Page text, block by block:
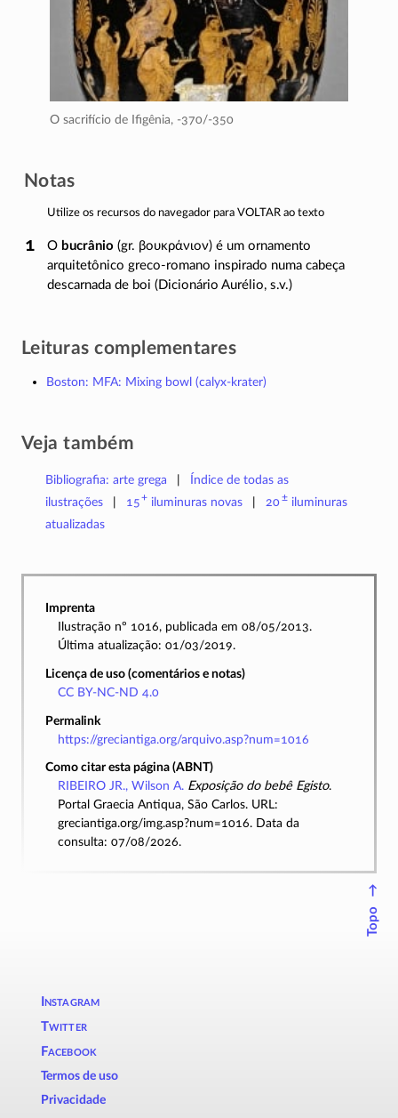
O sacrifício de Ifigênia, -370/-350
Notas
Utilize os recursos do navegador para VOLTAR ao texto
O bucrânio (gr. βουκράνιον) é um ornamento
arquitetônico greco-romano inspirado numa cabeça
descarnada de boi (Dicionário Aurélio, s.v.)
Leituras complementares
Boston: MFA: Mixing bowl (calyx-krater)
Veja também
Bibliografia: arte grega
Índice de todas as
ilustrações
15+ iluminuras novas 20±iluminuras
atualizadas
Imprenta
Ilustração nº 1016, publicada em 08/05/2013.
Última atualização: 01/03/2019.
Licença de uso (comentários e notas)
CC BY-NC-ND 4.0
Permalink
https://greciantiga.org/arquivo.asp?num=1016
Como citar esta página (ABNT)
RIBEIRO JR., Wilson A. Exposição do bebê Egisto.
Portal Graecia Antiqua, São Carlos. URL:
greciantiga.org/img.asp?num=1016. Data da
consulta: 07/08/2026.
↑
Topo
Instagram
Twitter
Facebook
Termos de uso
Privacidade